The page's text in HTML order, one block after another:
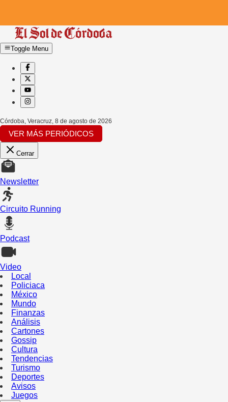
Toggle Menu
Córdoba, Veracruz 8 de agosto de 2026
VER MÁS PERIÓDICOS
Cerrar
Newsletter
Circuito Running
Podcast
Video
Local
Policiaca
México
Mundo
Finanzas
Análisis
Cartones
Gossip
Cultura
Tendencias
Turismo
Deportes
Avisos
Juegos